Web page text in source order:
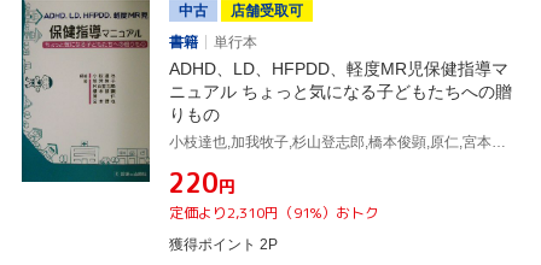
中古
店舗受取可
書籍
単行本
ADHD、LD、HFPDD、軽度MR児保健指導マ
ニュアル ちょっと気になる子どもたちへの贈
りもの
小枝達也,加我牧子,杉山登志郎,橋本俊顕,原仁,宮本信也
¥220円
定価より2,310円（91%）おトク
獲得ポイント 2P